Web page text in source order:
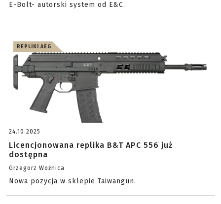
E-Bolt- autorski system od E&C.
REPLIKI AEG
24.10.2025
Licencjonowana replika B&T APC 556 już
dostępna
Grzegorz Woźnica
Nowa pozycja w sklepie Taiwangun.